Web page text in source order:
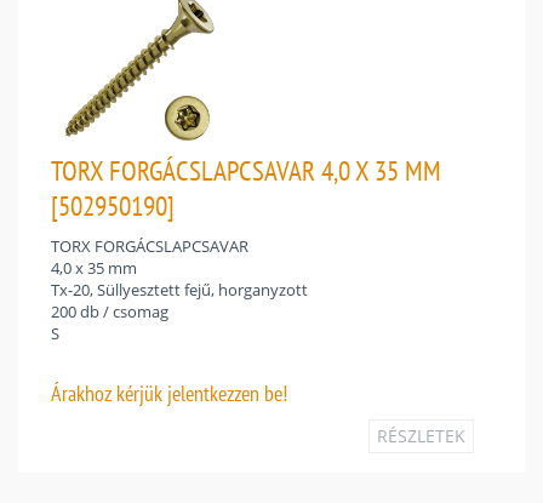
TORX FORGÁCSLAPCSAVAR 4,0 X 35 MM
[502950190]
TORX FORGÁCSLAPCSAVAR
4,0 x 35 mm
Tx-20, Süllyesztett fejű, horganyzott
200 db / csomag
S
Árakhoz kérjük jelentkezzen be!
RÉSZLETEK